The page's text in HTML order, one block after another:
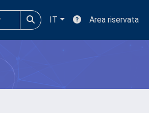
IT Area riservata